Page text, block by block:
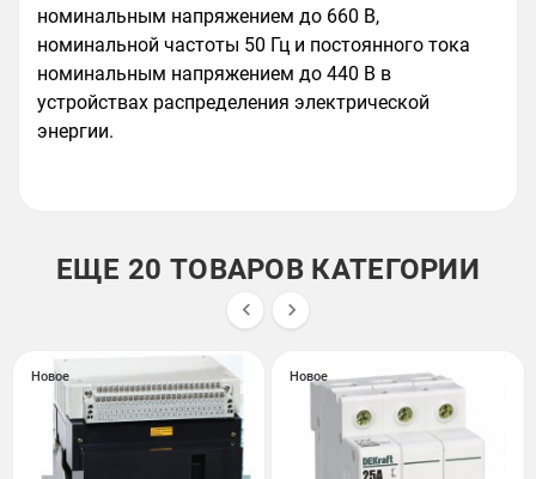
номинальным напряжением до 660 В,
номинальной частоты 50 Гц и постоянного тока
номинальным напряжением до 440 В в
устройствах распределения электрической
энергии.
ЕЩЕ 20 ТОВАРОВ КАТЕГОРИИ
 
Новое Новое